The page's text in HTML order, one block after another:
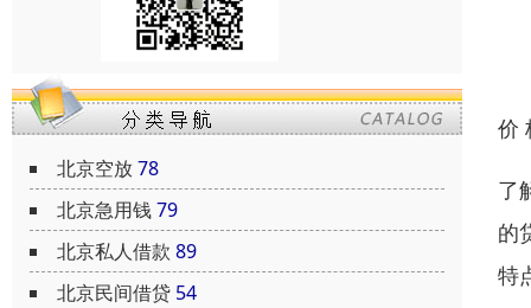
北京空放78
北京急用钱79
北京私人借款 89
北京民间借贷 54
价
了
的
特